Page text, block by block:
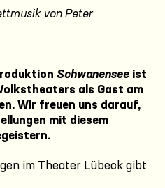
von Peter
Schwanensee ist
als Gast am
Wir freuen uns darauf,
mit diesem
im Theater Lübeck gibt